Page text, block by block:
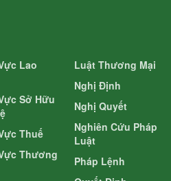
Lao
Sở Hữu
Thuế
Thương
Luật Thương Mại
Nghị Định
Nghị Quyết
Nghiên Cứu Pháp
Luật
Pháp Lệnh